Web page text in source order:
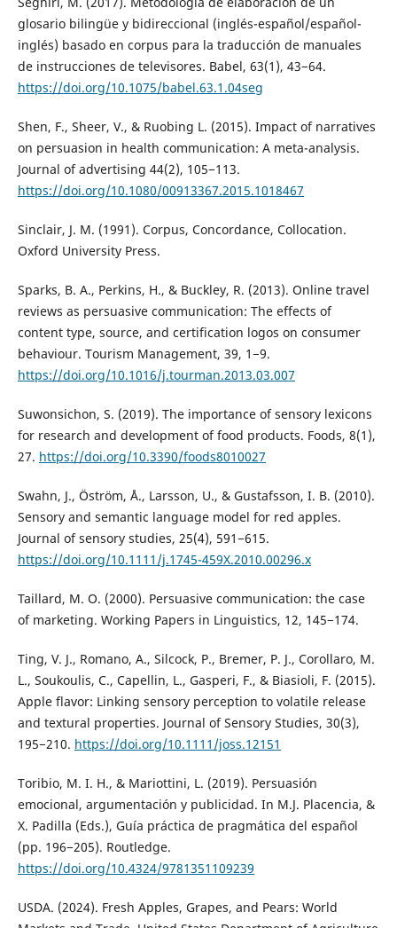
glosario bilingüe y bidireccional (inglés-español/español-
inglés) basado en corpus para la traducción de manuales
de instrucciones de televisores. Babel, 63(1), 43−64.
https://doi.org/10.1075/babel.63.1.04seg
Shen, F., Sheer, V., & Ruobing L. (2015). Impact of narratives
on persuasion in health communication: A meta-analysis.
Journal of advertising 44(2), 105−113.
https://doi.org/10.1080/00913367.2015.1018467
Sinclair, J. M. (1991). Corpus, Concordance, Collocation.
Oxford University Press.
Sparks, B. A., Perkins, H., & Buckley, R. (2013). Online travel
reviews as persuasive communication: The effects of
content type, source, and certification logos on consumer
behaviour. Tourism Management, 39, 1−9.
https://doi.org/10.1016/j.tourman.2013.03.007
Suwonsichon, S. (2019). The importance of sensory lexicons
for research and development of food products. Foods, 8(1),
27. https://doi.org/10.3390/foods8010027
Swahn, J., Öström, Å., Larsson, U., & Gustafsson, I. B. (2010).
Sensory and semantic language model for red apples.
Journal of sensory studies, 25(4), 591−615.
https://doi.org/10.1111/j.1745-459X.2010.00296.x
Taillard, M. O. (2000). Persuasive communication: the case
of marketing. Working Papers in Linguistics, 12, 145−174.
Ting, V. J., Romano, A., Silcock, P., Bremer, P. J., Corollaro, M.
L., Soukoulis, C., Capellin, L., Gasperi, F., & Biasioli, F. (2015).
Apple flavor: Linking sensory perception to volatile release
and textural properties. Journal of Sensory Studies, 30(3),
195−210. https://doi.org/10.1111/joss.12151
Toribio, M. I. H., & Mariottini, L. (2019). Persuasión
emocional, argumentación y publicidad. In M.J. Placencia, &
X. Padilla (Eds.), Guía práctica de pragmática del español
(pp. 196−205). Routledge.
https://doi.org/10.4324/9781351109239
USDA. (2024). Fresh Apples, Grapes, and Pears: World